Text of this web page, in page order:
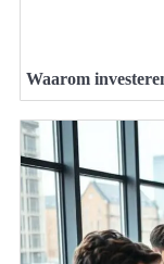
Waarom